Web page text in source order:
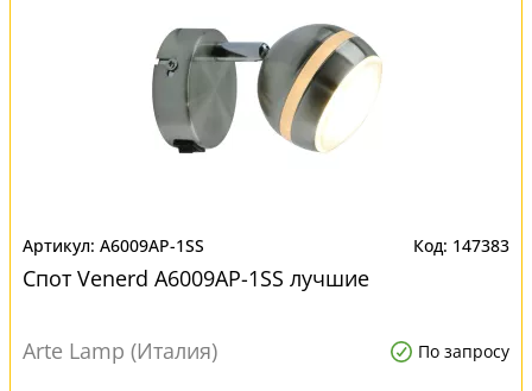
A6009AP-1SS 147383
Спот Venerd A6009AP-1SS лучшие
Arte Lamp (Италия) По запросу